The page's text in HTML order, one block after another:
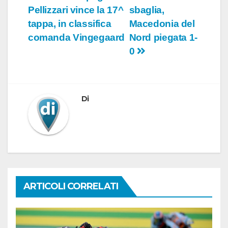
articoli
sbaglia,
Macedonia del
Nord piegata 1-
0
Pellizzari vince la 17^
tappa, in classifica
comanda Vingegaard
Di
ARTICOLI CORRELATI